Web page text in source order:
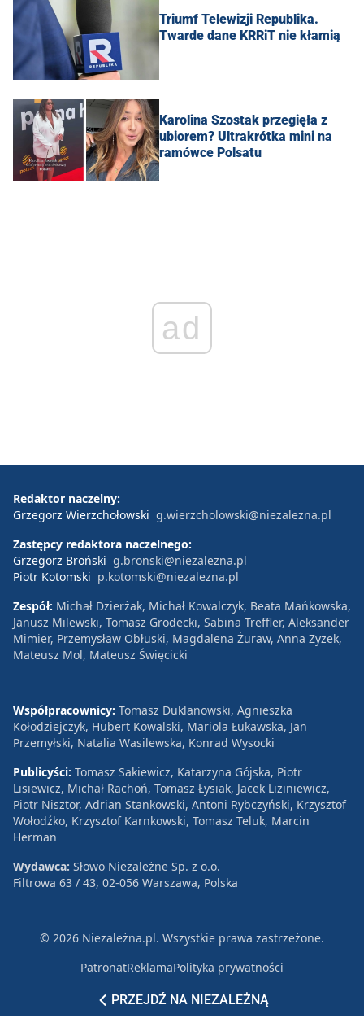
Triumf Telewizji Republika.
Twarde dane KRRiT nie kłamią
Karolina Szostak przegięła z
ubiorem? Ultrakrótka mini na
ramówce Polsatu
ad
PRZEJDŹ NA NIEZALEŻNĄ
Redaktor naczelny:
Grzegorz Wierzchołowski g.wierzcholowski@niezalezna.pl
Zastępcy redaktora naczelnego:
Grzegorz Broński g.bronski@niezalezna.pl
Piotr Kotomski p.kotomski@niezalezna.pl
Zespół: Michał Dzierżak, Michał Kowalczyk, Beata Mańkowska,
Janusz Milewski, Tomasz Grodecki, Sabina Treffler, Aleksander
Mimier, Przemysław Obłuski, Magdalena Żuraw, Anna Zyzek,
Mateusz Mol, Mateusz Święcicki
Współpracownicy: Tomasz Duklanowski, Agnieszka
Kołodziejczyk, Hubert Kowalski, Mariola Łukawska, Jan
Przemyłski, Natalia Wasilewska, Konrad Wysocki
Publicyści: Tomasz Sakiewicz, Katarzyna Gójska, Piotr
Lisiewicz, Michał Rachoń, Tomasz Łysiak, Jacek Liziniewicz,
Piotr Nisztor, Adrian Stankowski, Antoni Rybczyński, Krzysztof
Wołodźko, Krzysztof Karnkowski, Tomasz Teluk, Marcin
Herman
Wydawca: Słowo Niezależne Sp. z o.o.
Filtrowa 63 / 43, 02-056 Warszawa, Polska
© 2026 Niezależna.pl. Wszystkie prawa zastrzeżone.
PatronatReklamaPolityka prywatności